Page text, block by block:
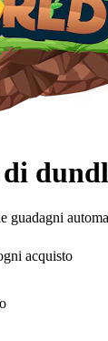
guadagni
acquisto